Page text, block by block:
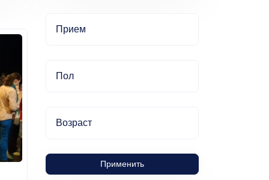
Прием
Пол
Возраст
Применить